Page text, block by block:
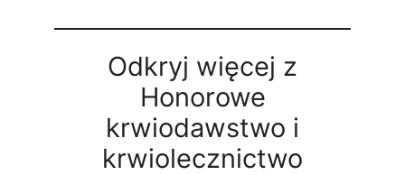
Odkryj więcej z
Honorowe
krwiodawstwo i
krwiolecznictwo